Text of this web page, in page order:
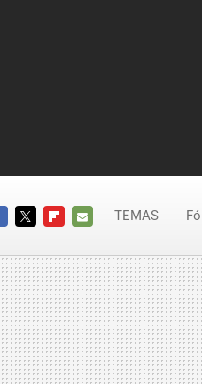
MAIL
TEMAS